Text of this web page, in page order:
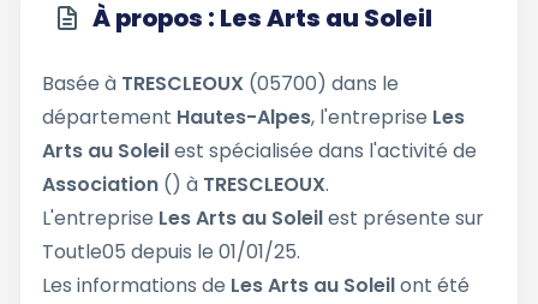
À propos : Les Arts au Soleil
Basée à TRESCLEOUX (05700) dans le
département Hautes-Alpes, l'entreprise Les
Arts au Soleilest spécialisée dans l'activité de
Association () à TRESCLEOUX.
L'entreprise Les Arts au Soleilest présente sur
Toutle05 depuis le 01/01/25.
Les informations de Les Arts au Soleilont été